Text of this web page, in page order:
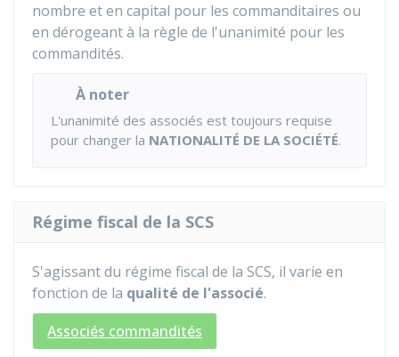
nombre et en capital pour les commanditaires ou
en dérogeant à la règle de l'unanimité pour les
commandités.
À noter
L'unanimité des associés est toujours requise
pour changer la NATIONALITÉ DE LA SOCIÉTÉ.
Régime fiscal de la SCS
S'agissant du régime fiscal de la SCS, il varie en
fonction de la qualité de l'associé.
Associés commandités